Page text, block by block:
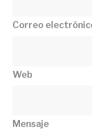
Correo
Web
Mensaje